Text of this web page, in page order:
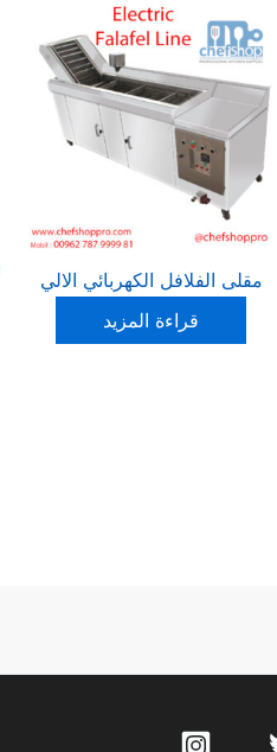
مقلى الفلافل الكهربائي الالي
قراءة المزيد